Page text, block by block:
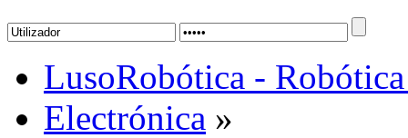
LusoRobótica -
Electrónica »